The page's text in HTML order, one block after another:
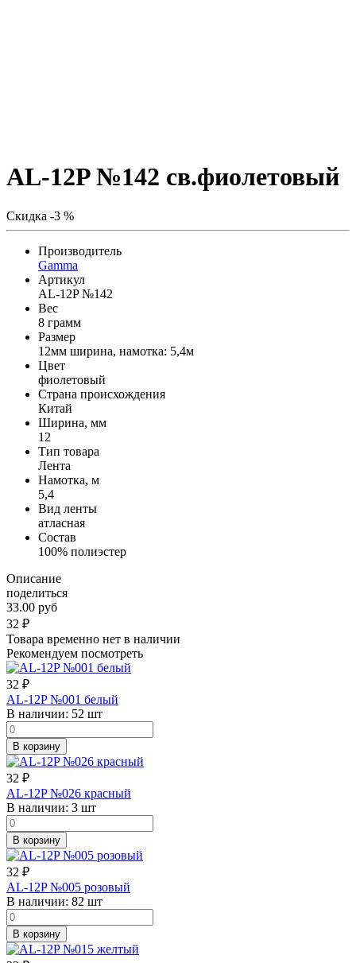
AL-12P №142 св.фиолетовый
Скидка -3 %
Производитель
Gamma
Артикул
AL-12P №142
Вес
8 грамм
Размер
12мм ширина, намотка: 5,4м
Цвет
фиолетовый
Страна происхождения
Китай
Ширина, мм
12
Тип товара
Лента
Намотка, м
5,4
Вид ленты
атласная
Состав
100% полиэстер
Описание
поделиться
33.00 руб
32 ₽
Товара временно нет в наличии
Рекомендуем посмотреть
32 ₽
AL-12P №001 белый
В наличии: 52 шт
В корзину
32 ₽
AL-12P №026 красный
В наличии: 3 шт
В корзину
32 ₽
AL-12P №005 розовый
В наличии: 82 шт
В корзину